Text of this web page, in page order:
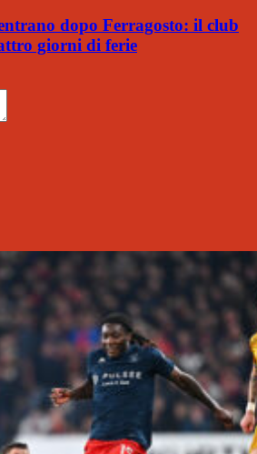
dopo Ferragosto: il club
giorni di ferie